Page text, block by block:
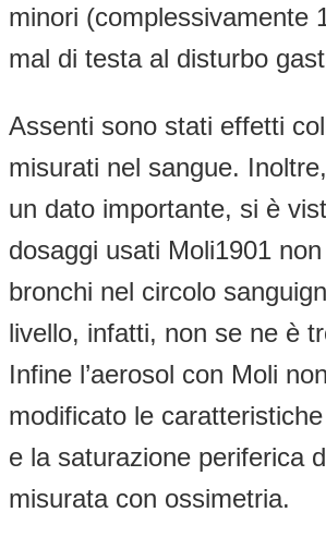
minori (complessivamente
mal di testa al disturbo
Assenti sono stati effetti
misurati nel sangue.
un dato importante, si è
dosaggi usati Moli1901
bronchi nel circolo
livello, infatti, non se ne è
Infine l’aerosol con Moli
modificato le caratteristiche
e la saturazione periferica
misurata con ossimetria.